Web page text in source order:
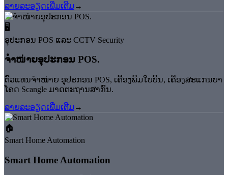
ລາຍລະອຽດເພີ່ມເຕີມ →
🖥️
ອຸປະກອນ POS ແລະ CCTV Security
ຈຳໜ່າຍອຸປະກອນ POS.
ຕົວແທນຈຳໜ່າຍ ອຸປະກອນ POS, ເຄື່ອງພິມໃບບິນ, ເຄື່ອງສະແກນບາ
ໂຄດ Scangle ມາດຕະຖານສາກົນ.
ລາຍລະອຽດເພີ່ມເຕີມ →
🏠
Smart Home Automation
Smart Home Automation